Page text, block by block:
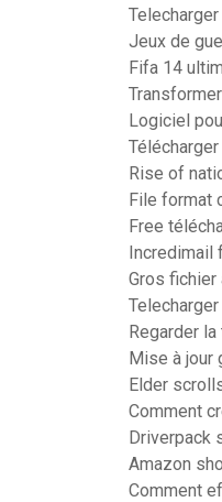
Jeux de
Fifa 14
Logiciel
Rise of
File format
Free
Incredimail
Gros fichier
Regarder
Mise à jour
Elder
Comment
Driverpack
Amazon
Comment